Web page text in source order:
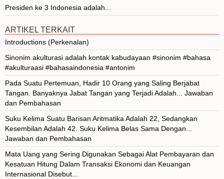
Presiden ke 3 Indonesia adalah...
ARTIKEL TERKAIT
Introductions (Perkenalan)
Sinonim akulturasi adalah kontak kabudayaan #sinonim #bahasa
#akulturaasi #bahasaindonesia #antonim
Pada Suatu Pertemuan, Hadir 10 Orang yang Saling Berjabat
Tangan. Banyaknya Jabat Tangan yang Terjadi Adalah... Jawaban
dan Pembahasan
Suku Kelima Suatu Barisan Aritmatika Adalah 22, Sedangkan
Kesembilan Adalah 42. Suku Kelima Belas Sama Dengan...
Jawaban dan Pembahasan
Mata Uang yang Sering Digunakan Sebagai Alat Pembayaran dan
Kesatuan Hitung Dalam Transaksi Ekonomi dan Keuangan
Internasional Disebut...